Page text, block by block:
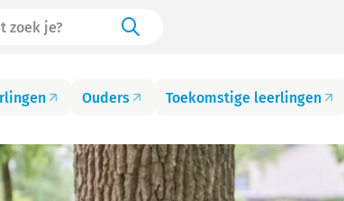
Ouders Toekomstige leerlingen